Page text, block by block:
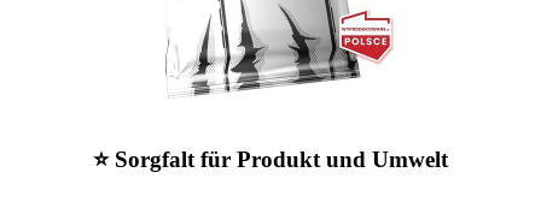
⭐ Sorgfalt für Produkt und Umwelt